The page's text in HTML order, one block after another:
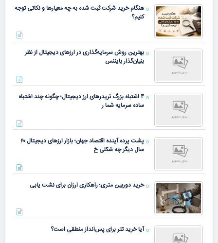
هنگام خرید شرکت ثبت شده به چه معیارها و نکاتی توجه
کنیم؟
بهترین روش سرمایه‌گذاری در ارزهای دیجیتال از نظر
بنیان‌گذار بایننس
۴ اشتباه بزرگ تریدرهای ارز دیجیتال؛ چگونه چند اشتباه
ساده سرمایه شما ر
پشت پرده آینده اقتصاد جهان؛ بازار ارزهای دیجیتال ۲۰
سال دیگر چه شکلی خ
خرید دوربین متری؛ راهکاری ارزان برای نشت یابی
آیا خرید تتر برای پس‌انداز منطقی است؟